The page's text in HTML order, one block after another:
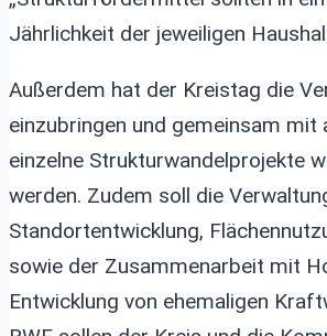
Jährlichkeit der jeweiligen
Außerdem hat der Kreistag die
einzubringen und gemeinsam mit
einzelne Strukturwandelprojekte
werden. Zudem soll die
Standortentwicklung,
sowie der Zusammenarbeit mit
Entwicklung von ehemaligen